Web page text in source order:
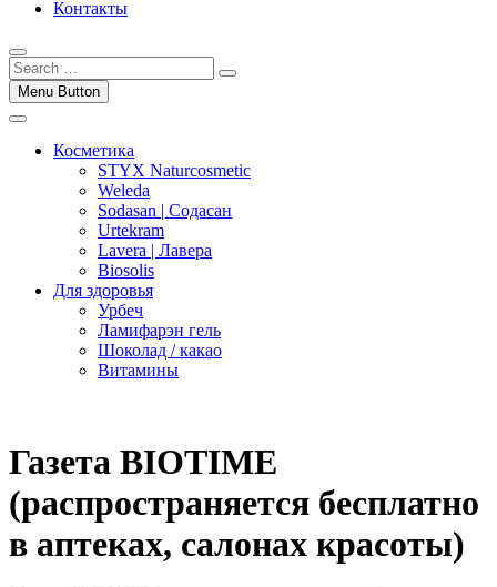
Контакты
Menu Button
Косметика
STYX Naturcosmetic
Weleda
Sodasan | Содасан
Urtekram
Lavera | Лавера
Biosolis
Для здоровья
Урбеч
Ламифарэн гель
Шоколад / какао
Витамины
Газета BIOTIME
(распространяется бесплатно
в аптеках, салонах красоты)